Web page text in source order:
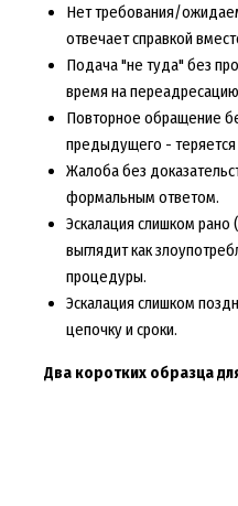
Нет требования/
отвечает справкой
Подача "не туда" без
время на
Повторное обращение
предыдущего - теряется
Жалоба без
формальным ответом.
Эскалация слишком
выглядит как
процедуры.
Эскалация слишком
цепочку и сроки.
Два коротких образца